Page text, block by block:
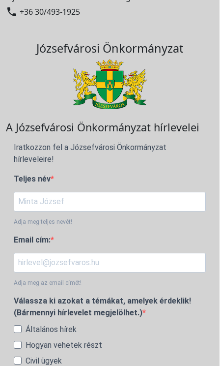
 +36 30/493-1925
Józsefvárosi Önkormányzat
A Józsefvárosi Önkormányzat hírlevelei
Iratkozzon fel a Józsefvárosi Önkormányzat
hírleveleire!
Teljes név
Adja meg teljes nevét!
Email cím:
Adja meg az email címét!
Válassza ki azokat a témákat, amelyek érdeklik!
(Bármennyi hírlevelet megjelölhet.)
Általános hírek
Hogyan vehetek részt
Civil ügyek